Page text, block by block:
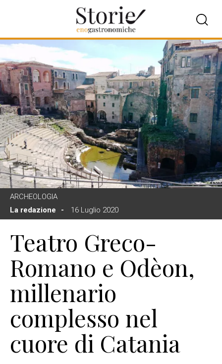
ARCHEOLOGIA
La redazione
16 Luglio 2020
Teatro Greco-
Romano e Odèon,
millenario
complesso nel
cuore di Catania